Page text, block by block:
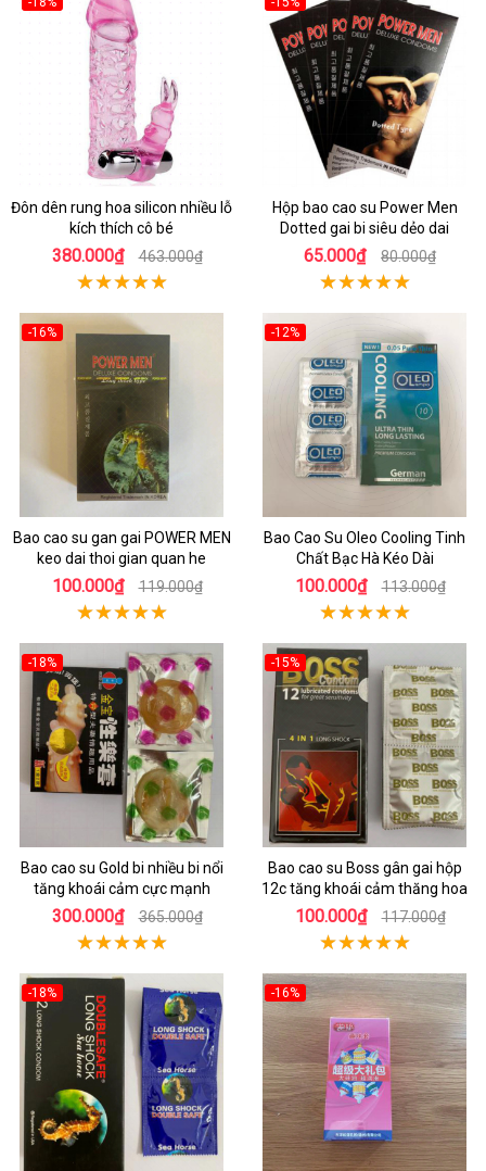
Đôn dên rung hoa silicon nhiều lỗ
kích thích cô bé
380.000₫ 463.000₫
Hộp bao cao su Power Men
Dotted gai bi siêu dẻo dai
65.000₫ 80.000₫
-16%
Bao cao su gan gai POWER MEN
keo dai thoi gian quan he
100.000₫ 119.000₫
-12%
Bao Cao Su Oleo Cooling Tinh
Chất Bạc Hà Kéo Dài
100.000₫ 113.000₫
-18%
Bao cao su Gold bi nhiều bi nổi
tăng khoái cảm cực mạnh
300.000₫ 365.000₫
-15%
Bao cao su Boss gân gai hộp
12c tăng khoái cảm thăng hoa
100.000₫ 117.000₫
-18% -16%